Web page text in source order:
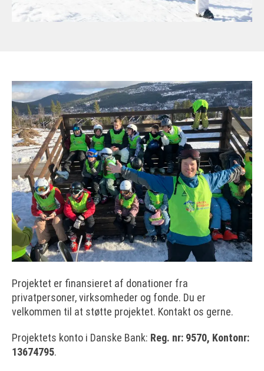
Projektet er finansieret af donationer fra
privatpersoner, virksomheder og fonde. Du er
velkommen til at støtte projektet. Kontakt os gerne.
Projektets konto i Danske Bank: Reg. nr: 9570, Kontonr:
13674795.